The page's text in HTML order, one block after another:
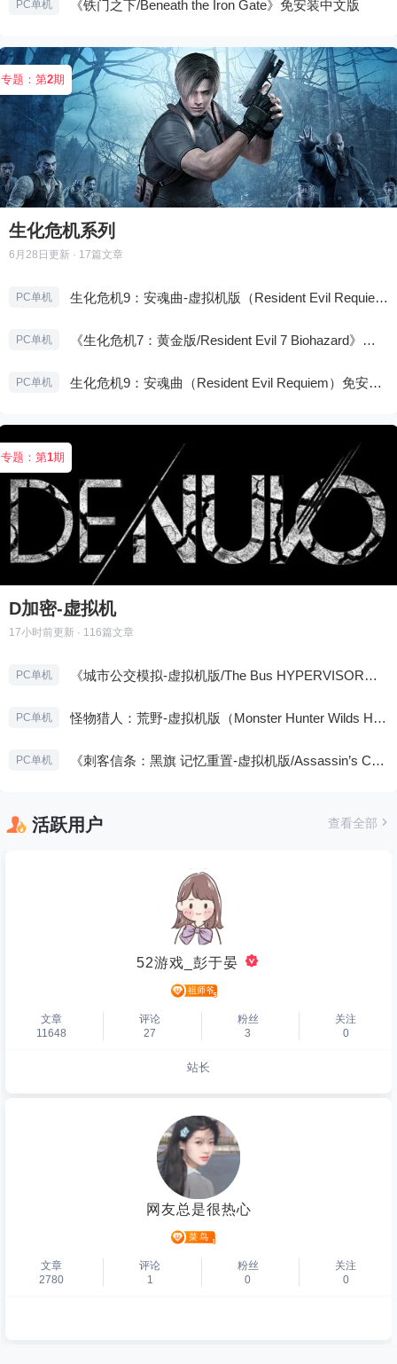
PC单机 《铁门之下/Beneath the Iron Gate》免安装中文版
专题：第2期
生化危机系列
6月28日 更新 · 17篇文章
PC单机 生化危机9：安魂曲-虚拟机版（Resident Evil Requiem HYPERVISOR）免安装中文版
PC单机 《生化危机7：黄金版/Resident Evil 7 Biohazard》免安装中文版
PC单机 生化危机9：安魂曲（Resident Evil Requiem）免安装中文版
专题：第1期
D加密-虚拟机
17小时前更新 · 116篇文章
PC单机 《城市公交模拟-虚拟机版/The Bus HYPERVISOR》免安装中文版
PC单机 怪物猎人：荒野-虚拟机版（Monster Hunter Wilds HYPERVISOR）免安装中文版
PC单机 《刺客信条：黑旗 记忆重置-虚拟机版/Assassin’s Creed Black Flag Resynced HYPERVISOR》免安装中文版
活跃用户 查看全部
52游戏_彭于晏
文章
11648
评论
27
粉丝
3
关注
0
站长
个人主页
网友总是很热心
文章
2780
评论
1
粉丝
0
关注
0